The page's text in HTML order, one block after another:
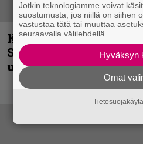
Kunnianosoitus
Shining hyppäsi
uudella videollaan
Jotkin teknologiamme voivat
suostumusta, jos niillä on siihen
vastustaa tätä tai muuttaa
seuraavalla välilehdellä.
Hyväksyn
Omat